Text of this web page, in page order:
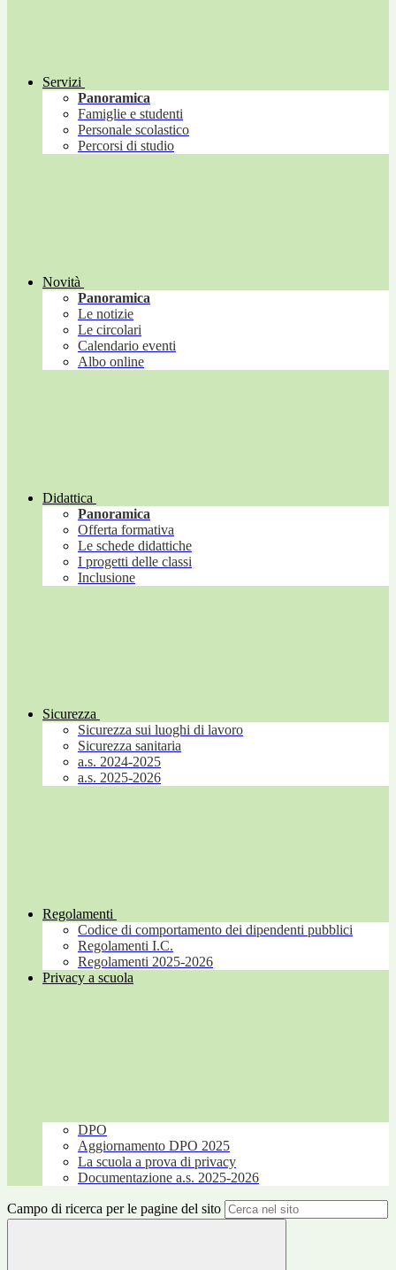
Servizi
Panoramica
Famiglie e studenti
Personale scolastico
Percorsi di studio
Novità
Panoramica
Le notizie
Le circolari
Calendario eventi
Albo online
Didattica
Panoramica
Offerta formativa
Le schede didattiche
I progetti delle classi
Inclusione
Sicurezza
Sicurezza sui luoghi di lavoro
Sicurezza sanitaria
a.s. 2024-2025
a.s. 2025-2026
Regolamenti
Codice di comportamento dei dipendenti pubblici
Regolamenti I.C.
Regolamenti 2025-2026
Privacy a scuola
DPO
Aggiornamento DPO 2025
La scuola a prova di privacy
Documentazione a.s. 2025-2026
Campo di ricerca per le pagine del sito